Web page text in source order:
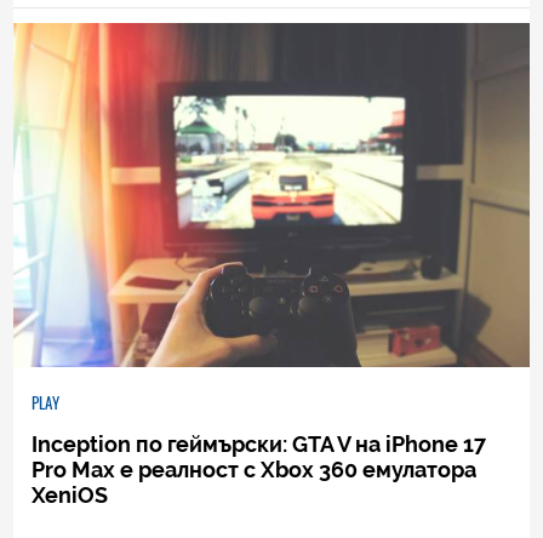
PLAY
Inception по геймърски: GTA V на iPhone 17
Pro Max е реалност с Xbox 360 емулатора
XeniOS